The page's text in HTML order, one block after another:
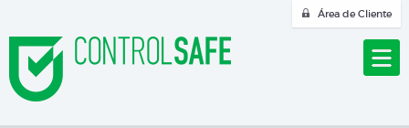
Área de Cliente